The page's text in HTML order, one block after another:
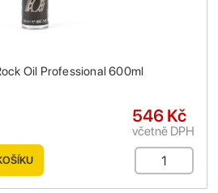
Oil Professional 600ml
546 Kč
včetně DPH